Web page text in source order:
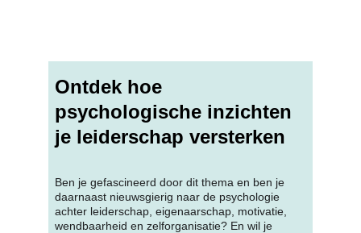
Ontdek hoe
psychologische inzichten
je leiderschap versterken
Ben je gefascineerd door dit thema en ben je
daarnaast nieuwsgierig naar de psychologie
achter leiderschap, eigenaarschap, motivatie,
wendbaarheid en zelforganisatie? En wil je